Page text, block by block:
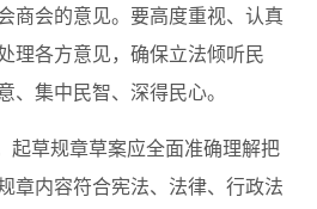
商会的意见。要高度重视、认真
理各方意见，确保立法倾听民
、集中民智、深得民心。
草规章草案应全面准确理解把
章内容符合宪法、法律、行政法